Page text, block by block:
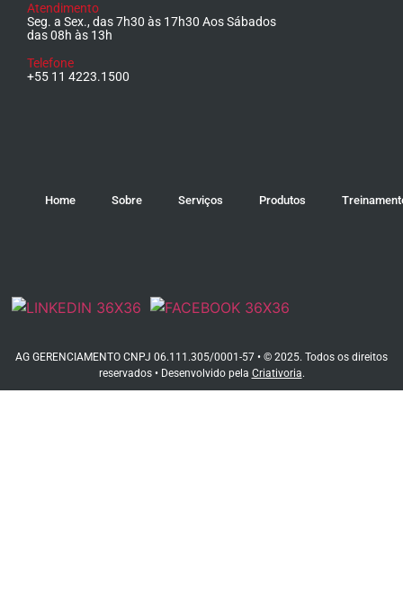
Atendimento
Seg. a Sex., das 7h30 às 17h30 Aos Sábados
das 08h às 13h
Telefone
+55 11 4223.1500
Home Sobre Serviços Produtos
AG GERENCIAMENTO CNPJ 06.111.305/0001-57 • © 2025. Todos os direitos
reservados • Desenvolvido pela Criativoria.